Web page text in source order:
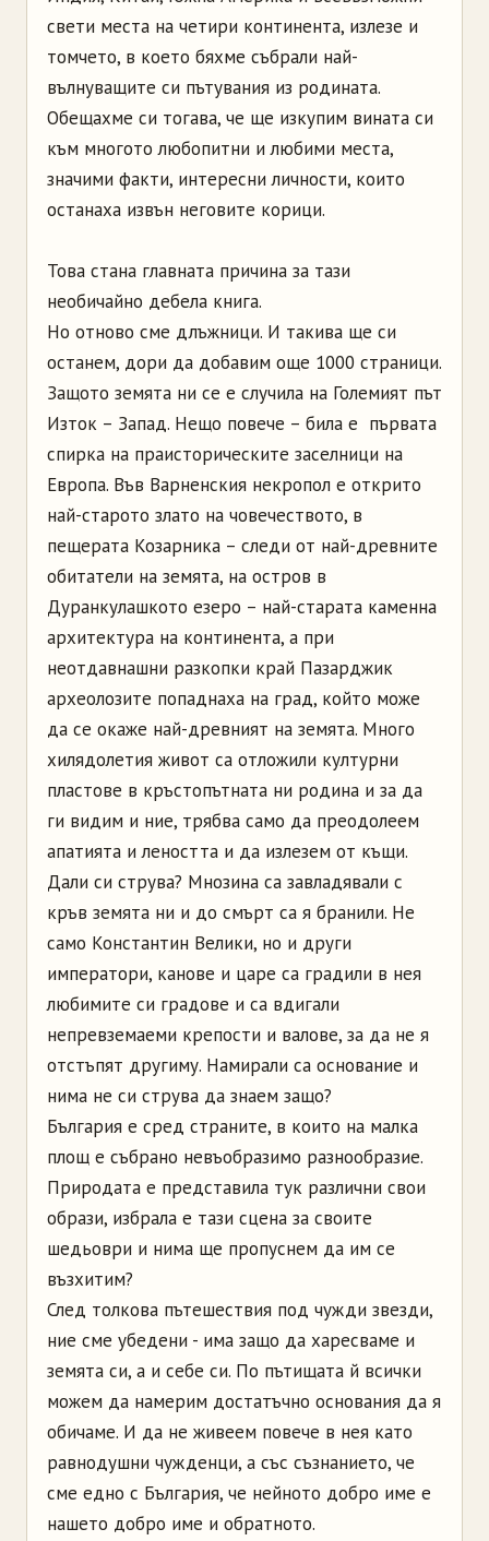
свети места на четири континента, излезе и
томчето, в което бяхме събрали най-
вълнуващите си пътувания из родината.
Обещахме си тогава, че ще изкупим вината си
към многото любопитни и любими места,
значими факти, интересни личности, които
останаха извън неговите корици.
Това стана главната причина за тази
необичайно дебела книга.
Но отново сме длъжници. И такива ще си
останем, дори да добавим още 1000 страници.
Защото земята ни се е случила на Големият път
Изток – Запад. Нещо повече – била е първата
спирка на праисторическите заселници на
Европа. Във Варненския некропол е открито
най-старото злато на човечеството, в
пещерата Козарника – следи от най-древните
обитатели на земята, на остров в
Дуранкулашкото езеро – най-старата каменна
архитектура на континента, а при
неотдавнашни разкопки край Пазарджик
археолозите попаднаха на град, който може
да се окаже най-древният на земята. Много
хилядолетия живот са отложили културни
пластове в кръстопътната ни родина и за да
ги видим и ние, трябва само да преодолеем
апатията и леността и да излезем от къщи.
Дали си струва? Мнозина са завладявали с
кръв земята ни и до смърт са я бранили. Не
само Константин Велики, но и други
императори, канове и царе са градили в нея
любимите си градове и са вдигали
непревземаеми крепости и валове, за да не я
отстъпят другиму. Намирали са основание и
нима не си струва да знаем защо?
България е сред страните, в които на малка
площ е събрано невъобразимо разнообразие.
Природата е представила тук различни свои
образи, избрала е тази сцена за своите
шедьоври и нима ще пропуснем да им се
възхитим?
След толкова пътешествия под чужди звезди,
ние сме убедени - има защо да харесваме и
земята си, а и себе си. По пътищата й всички
можем да намерим достатъчно основания да я
обичаме. И да не живеем повече в нея като
равнодушни чужденци, а със съзнанието, че
сме едно с България, че нейното добро име е
нашето добро име и обратното.